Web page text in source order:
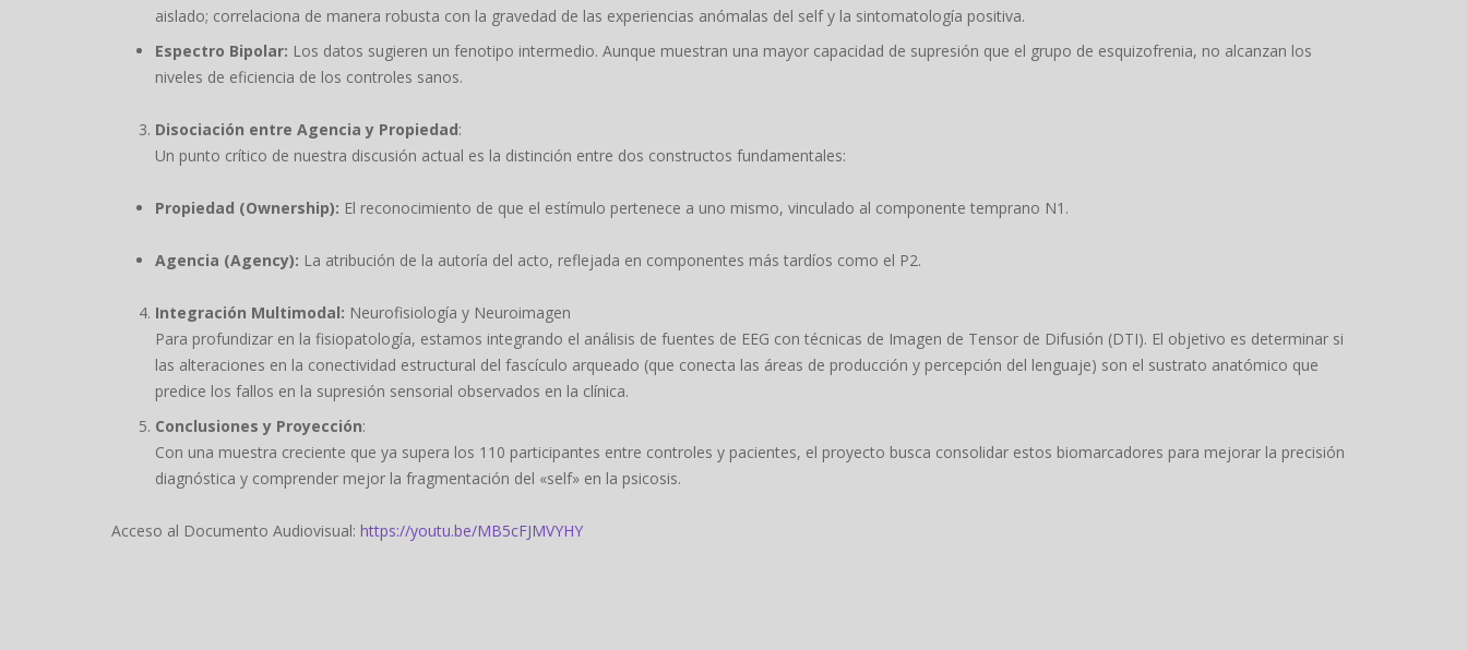
aislado; correlaciona de manera robusta con la gravedad de las experiencias anómalas del self y la sintomatología positiva.
Espectro Bipolar: Los datos sugieren un fenotipo intermedio. Aunque muestran una mayor capacidad de supresión que el grupo de esquizofrenia, no alcanzan los
niveles de eficiencia de los controles sanos.
Disociación entre Agencia y Propiedad:
Un punto crítico de nuestra discusión actual es la distinción entre dos constructos fundamentales:
Propiedad (Ownership): El reconocimiento de que el estímulo pertenece a uno mismo, vinculado al componente temprano N1.
Agencia (Agency): La atribución de la autoría del acto, reflejada en componentes más tardíos como el P2.
Integración Multimodal: Neurofisiología y Neuroimagen
Para profundizar en la fisiopatología, estamos integrando el análisis de fuentes de EEG con técnicas de Imagen de Tensor de Difusión (DTI). El objetivo es determinar si
las alteraciones en la conectividad estructural del fascículo arqueado (que conecta las áreas de producción y percepción del lenguaje) son el sustrato anatómico que
predice los fallos en la supresión sensorial observados en la clínica.
Conclusiones y Proyección:
Con una muestra creciente que ya supera los 110 participantes entre controles y pacientes, el proyecto busca consolidar estos biomarcadores para mejorar la precisión
diagnóstica y comprender mejor la fragmentación del «self» en la psicosis.
Acceso al Documento Audiovisual: https://youtu.be/MB5cFJMVYHY